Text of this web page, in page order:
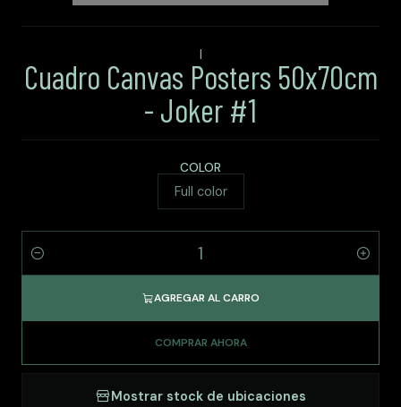
|
Cuadro Canvas Posters 50x70cm
- Joker #1
COLOR
Full color
Cantidad
AGREGAR AL CARRO
COMPRAR AHORA
Mostrar stock de ubicaciones